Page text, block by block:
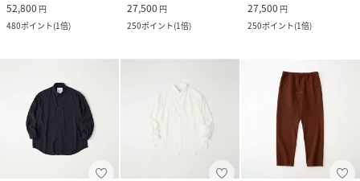
52,800 円
480ポイント(1倍)
27,500 円
250ポイント(1倍)
27,500 円
250ポイント(1倍)